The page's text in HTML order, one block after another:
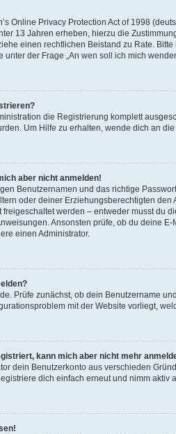
Online Privacy Protection Act of 1998
13 Jahren erheben, hierzu die
einen rechtlichen Beistand zu Rate.
unter der Frage „An wen soll ich mich
die Registrierung komplett
Um Hilfe zu erhalten, wende dich an
aber nicht anmelden!
Benutzernamen und das richtige
oder deiner Erziehungsberechtigten
werden – entweder musst du
Ansonsten prüfe, ob du deine
einen Administrator.
Prüfe zunächst, ob dein Benutzername
mit der Website vorliegt,
kann mich aber nicht mehr
dein Benutzerkonto aus verschieden
dich einfach erneut und nimm aktiv